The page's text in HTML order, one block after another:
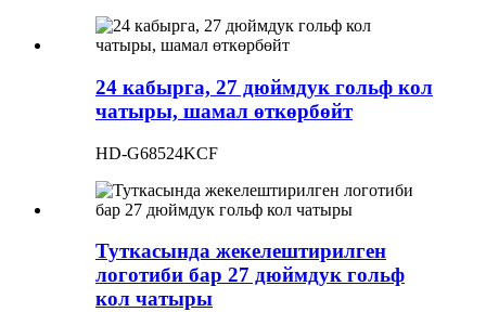
24 кабырга, 27 дюймдук гольф кол
чатыры, шамал өткөрбөйт
HD-G68524KCF
Туткасында жекелештирилген
логотиби бар 27 дюймдук гольф
кол чатыры